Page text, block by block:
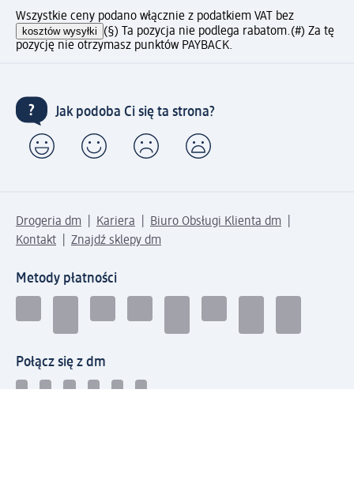
Wszystkie ceny podano włącznie z podatkiem VAT bez
kosztów wysyłki (§) Ta pozycja nie podlega rabatom.(#) Za tę
pozycję nie otrzymasz punktów PAYBACK.
Jak podoba Ci się ta strona?
Drogeria dm Kariera
Biuro Obsługi Klienta dm
Kontakt
Znajdź sklepy dm
Metody płatności
Połącz się z dm